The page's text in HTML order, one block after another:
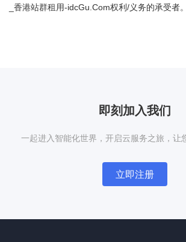
_香港站群租用-idcGu.Com权利/义务的承受者。
即刻加入我们
一起进入智能化世界，开启云服务之旅，让
立即注册